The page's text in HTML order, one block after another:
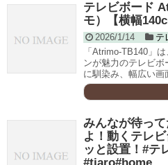
テレビボード
モ）【横幅
2026/1/14
テ
「Atrimo-TB140」
ンが魅力のテレビ
に馴染み、幅広い画
みんなが待っ
よ！動くテレビ
ッと設置！#テ